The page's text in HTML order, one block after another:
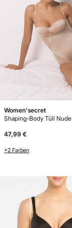
Women'secret
Shaping-Body Tüll Nude
47,99 €
+2 Farben